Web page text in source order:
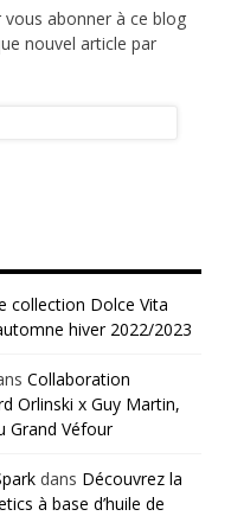
abonner à ce blog
nouvel article par
collection Dolce Vita
hiver 2022/2023
Collaboration
Orlinski x Guy Martin,
Grand Véfour
dans Découvrez la
à base d’huile de